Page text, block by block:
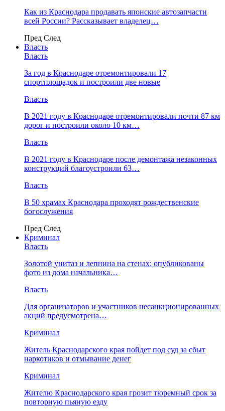
Как из Краснодара продавать японские автозапчасти
всей России? Рассказывает владелец…
Пред След
Власть
Власть
За год в Краснодаре отремонтировали 17
спортплощадок и построили две новые
Власть
В 2021 году в Краснодаре отремонтировали почти 87 км
дорог и построили около 10 км…
Власть
В 2021 году в Краснодаре после демонтажа незаконных
конструкций благоустроили 63…
Власть
В 50 храмах Краснодара проходят рождественские
богослужения
Пред След
Криминал
Власть
​Золотой унитаз и лепнина на стенах: опубликованы
фото из дома начальника…
Власть
Для организаторов и участников несанкционированных
акций предусмотрена…
Криминал
Житель Краснодарского края пойдет под суд за сбыт
наркотиков и отмывание денег
Криминал
Жителю Краснодарского края грозит тюремный срок за
повторную пьяную езду